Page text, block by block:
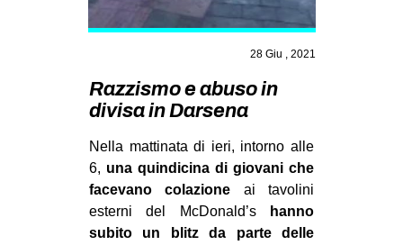
MILANO
SPORT POPOLARE
MOVIMENTI
AMBIENTE
DIRITTO ALL’ABITARE
28 Giu , 2021
Razzismo e abuso in
divisa in Darsena
Nella mattinata di ieri, intorno alle
6, una quindicina di giovani che
facevano colazione ai tavolini
esterni del McDonald’shanno
subito un blitz da parte delle